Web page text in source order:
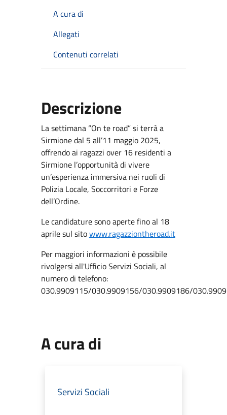
A cura di
Allegati
Contenuti correlati
Descrizione
La settimana “On te road” si terrà a
Sirmione dal 5 all’11 maggio 2025,
offrendo ai ragazzi over 16 residenti a
Sirmione l’opportunità di vivere
un’esperienza immersiva nei ruoli di
Polizia Locale, Soccorritori e Forze
dell’Ordine.
Le candidature sono aperte fino al 18
aprile sul sitowww.ragazziontheroad.it
Per maggiori informazioni è possibile
rivolgersi all'Ufficio Servizi Sociali, al
numero di telefono:
030.9909115/030.9909156/030.9909186/
A cura di
Servizi Sociali